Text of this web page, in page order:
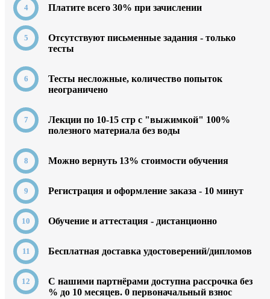
Платите всего 30% при зачислении
Отсутствуют письменные задания - только
тесты
Тесты несложные, количество попыток
неограничено
Лекции по 10-15 стр с "выжимкой" 100%
полезного материала без воды
Можно вернуть 13% стоимости обучения
Регистрация и оформление заказа - 10 минут
Обучение и аттестация - дистанционно
Бесплатная доставка удостоверений/дипломов
C нашими партнёрами доступна рассрочка без
% до 10 месяцев. 0первоначальный взнос